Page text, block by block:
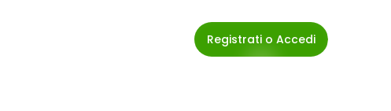
Registrati o Accedi